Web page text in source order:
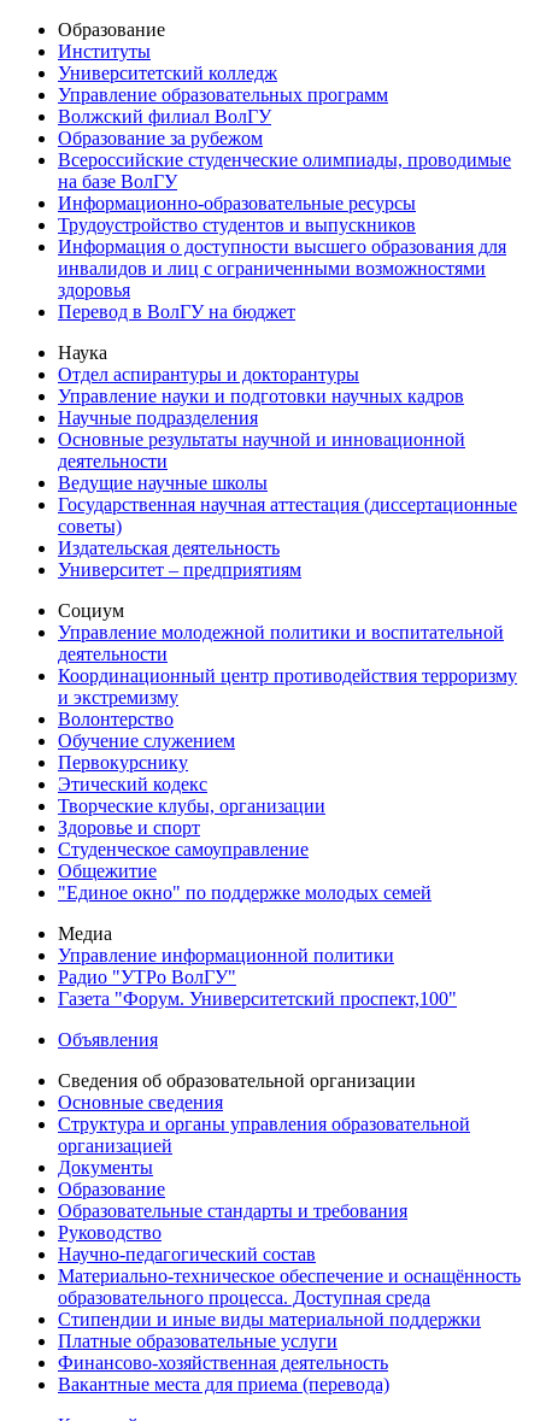
Образование
Институты
Университетский колледж
Управление образовательных программ
Волжский филиал ВолГУ
Образование за рубежом
Всероссийские студенческие олимпиады, проводимые
на базе ВолГУ
Информационно-образовательные ресурсы
Трудоустройство студентов и выпускников
Информация о доступности высшего образования для
инвалидов и лиц с ограниченными возможностями
здоровья
Перевод в ВолГУ на бюджет
Наука
Отдел аспирантуры и докторантуры
Управление науки и подготовки научных кадров
Научные подразделения
Основные результаты научной и инновационной
деятельности
Ведущие научные школы
Государственная научная аттестация (диссертационные
советы)
Издательская деятельность
Университет – предприятиям
Социум
Управление молодежной политики и воспитательной
деятельности
Координационный центр противодействия терроризму
и экстремизму
Волонтерство
Обучение служением
Первокурснику
Этический кодекс
Творческие клубы, организации
Здоровье и спорт
Студенческое самоуправление
Общежитие
"Единое окно" по поддержке молодых семей
Медиа
Управление информационной политики
Радио "УТРо ВолГУ"
Газета "Форум. Университетский проспект,100"
Объявления
Сведения об образовательной организации
Основные сведения
Структура и органы управления образовательной
организацией
Документы
Образование
Образовательные стандарты и требования
Руководство
Научно-педагогический состав
Материально-техническое обеспечение и оснащённость
образовательного процесса. Доступная среда
Стипендии и иные виды материальной поддержки
Платные образовательные услуги
Финансово-хозяйственная деятельность
Вакантные места для приема (перевода)